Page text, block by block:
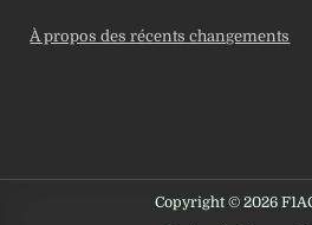
À propos des récents changements
Copyright © 2026